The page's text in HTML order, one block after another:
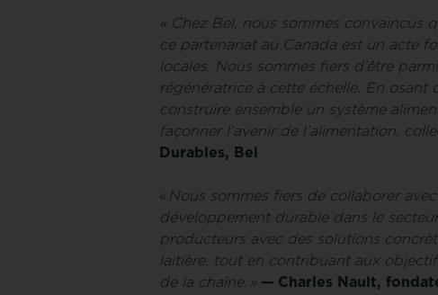
« Chez Bel, nous sommes convaincus
ce partenariat au Canada est un acte
locales. Nous sommes fiers d’être
régénératrice à cette échelle. En osant
construire ensemble un système
façonner l’avenir de l’alimentation,
Durables, Bel
« Nous sommes fiers de collaborer
développement durable dans le
producteurs avec des solutions
laitière, tout en contribuant aux
de la chaîne. » — Charles Nault,